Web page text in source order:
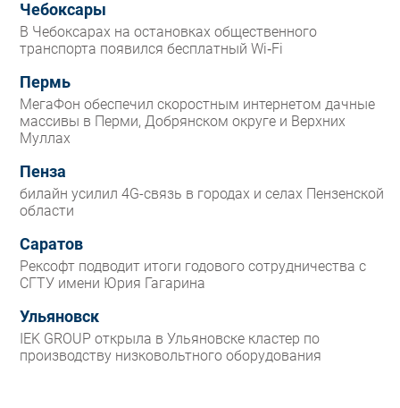
Чебоксары
В Чебоксарах на остановках общественного
транспорта появился бесплатный Wi‑Fi
Пермь
МегаФон обеспечил скоростным интернетом дачные
массивы в Перми, Добрянском округе и Верхних
Муллах
Пенза
билайн усилил 4G-связь в городах и селах Пензенской
области
Саратов
Рексофт подводит итоги годового сотрудничества с
СГТУ имени Юрия Гагарина
Ульяновск
IEK GROUP открыла в Ульяновске кластер по
производству низковольтного оборудования